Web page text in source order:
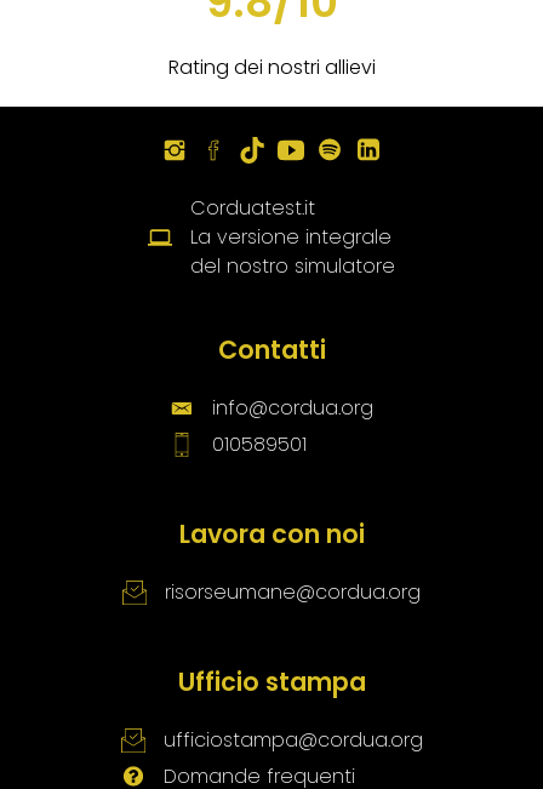
Rating dei nostri allievi
Corduatest.it
La versione integrale
del nostro simulatore
Contatti
info@cordua.org
010589501
Lavora con noi
risorseumane@cordua.org
Ufficio stampa
ufficiostampa@cordua.org
Domande frequenti